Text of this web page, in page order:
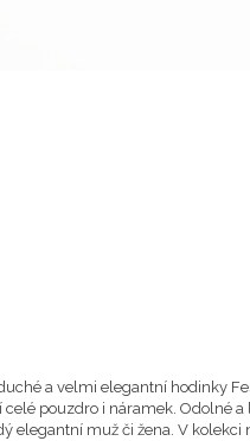
a velmi elegantní hodinky
celé pouzdro i náramek. Odolné
elegantní muž či žena. V